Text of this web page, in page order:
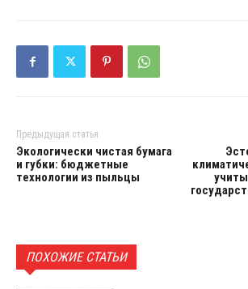
Предыдущая статья
Экологически чистая бумага
и губки: бюджетные
технологии из пыльцы
ПОХОЖИЕ СТАТЬИ